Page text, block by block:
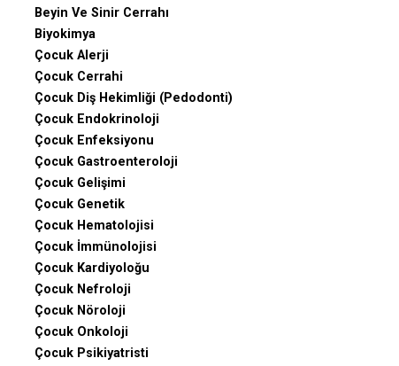
Beyin Ve Sinir Cerrahı
Biyokimya
Çocuk Alerji
Çocuk Cerrahi
Çocuk Diş Hekimliği (Pedodonti)
Çocuk Endokrinoloji
Çocuk Enfeksiyonu
Çocuk Gastroenteroloji
Çocuk Gelişimi
Çocuk Genetik
Çocuk Hematolojisi
Çocuk İmmünolojisi
Çocuk Kardiyoloğu
Çocuk Nefroloji
Çocuk Nöroloji
Çocuk Onkoloji
Çocuk Psikiyatristi